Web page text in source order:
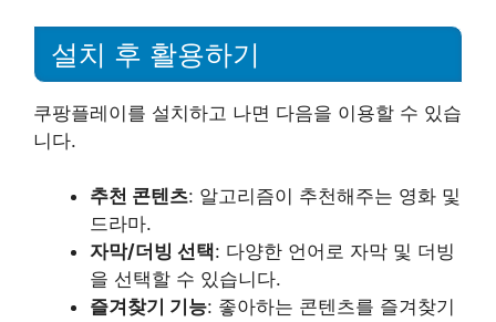
설치 후 활용하기
쿠팡플레이를 설치하고 나면 다음을 이용할 수 있습
니다.
추천 콘텐츠: 알고리즘이 추천해주는 영화 및
드라마.
자막/더빙 선택: 다양한 언어로 자막 및 더빙
을 선택할 수 있습니다.
즐겨찾기 기능: 좋아하는 콘텐츠를 즐겨찾기